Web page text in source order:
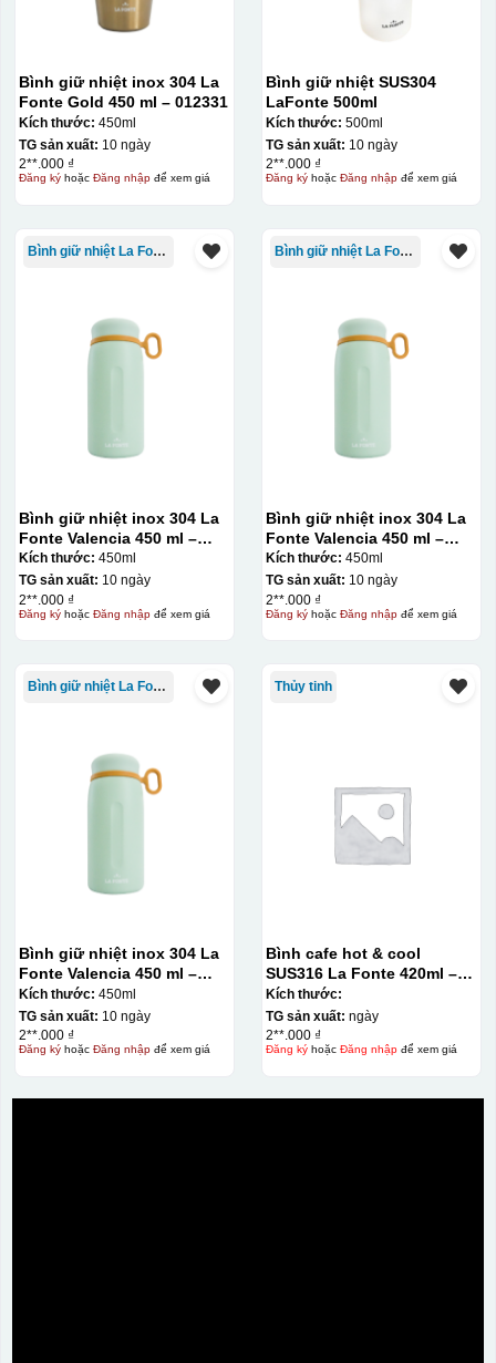
Bình giữ nhiệt inox 304 La
Fonte Gold 450 ml – 012331
Kích thước: 450ml
TG sản xuất: 10 ngày
2**.000 ₫
Đăng kýhoặc Đăng nhậpđể xem giá
Bình giữ nhiệt SUS304
LaFonte 500ml
Kích thước: 500ml
TG sản xuất: 10 ngày
2**.000 ₫
Đăng kýhoặc Đăng nhậpđể xem giá
Bình giữ nhiệt La Fonte
Bình giữ nhiệt inox 304 La
Fonte Valencia 450 ml –
012355
Kích thước: 450ml
TG sản xuất: 10 ngày
2**.000 ₫
Đăng kýhoặc Đăng nhậpđể xem giá
Bình giữ nhiệt La Fonte
Bình giữ nhiệt inox 304 La
Fonte Valencia 450 ml –
012355
Kích thước: 450ml
TG sản xuất: 10 ngày
2**.000 ₫
Đăng kýhoặc Đăng nhậpđể xem giá
Bình giữ nhiệt La Fonte
Bình giữ nhiệt inox 304 La
Fonte Valencia 450 ml –
012355
Kích thước: 450ml
TG sản xuất: 10 ngày
2**.000 ₫
Đăng kýhoặc Đăng nhậpđể xem giá
Thủy tinh
Bình cafe hot & cool
SUS316 La Fonte 420ml –
012775
Kích thước:
TG sản xuất: ngày
2**.000 ₫
Đăng kýhoặc Đăng nhậpđể xem giá